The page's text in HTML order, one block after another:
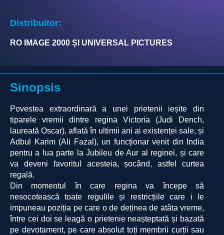
Distribuitor:
RO IMAGE 2000 ȘI UNIVERSAL PICTURES
Sinopsis
Povestea extraordinară a unei prietenii ieșite din
tiparele vremii dintre regina Victoria (Judi Dench,
laureată Oscar), aflată în ultimii ani ai existenței sale, și
Adbul Karim (Ali Fazal), un funcționar venit din India
pentru a lua parte la Jubileu de Aur al reginei, și care
va deveni favoritul acesteia, șocând, astfel curtea
regală.
Din momentul în care regina va începe să
nesocotească toate regulile și restricțiile care i le
impuneau poziția pe care o de deținea de atâta vreme,
între cei doi se leagă o prietenie neașteptată și bazată
pe devotament, pe care absolut toți membrii curții sau